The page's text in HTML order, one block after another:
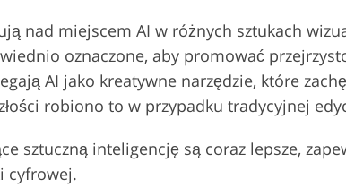
nad miejscem AI w różnych sztukach
oznaczone, aby promować
AI jako kreatywne narzędzie, które
robiono to w przypadku tradycyjnej
sztuczną inteligencję są coraz lepsze,
cyfrowej.